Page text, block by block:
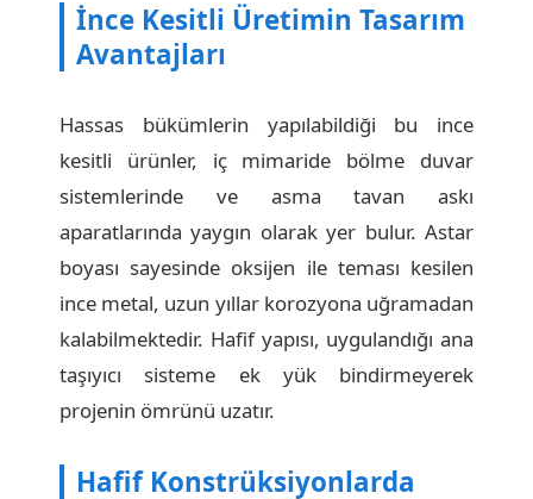
İnce Kesitli Üretimin Tasarım
Avantajları
Hassas bükümlerin yapılabildiği bu ince
kesitli ürünler, iç mimaride bölme duvar
sistemlerinde ve asma tavan askı
aparatlarında yaygın olarak yer bulur. Astar
boyası sayesinde oksijen ile teması kesilen
ince metal, uzun yıllar korozyona uğramadan
kalabilmektedir. Hafif yapısı, uygulandığı ana
taşıyıcı sisteme ek yük bindirmeyerek
projenin ömrünü uzatır.
Hafif Konstrüksiyonlarda